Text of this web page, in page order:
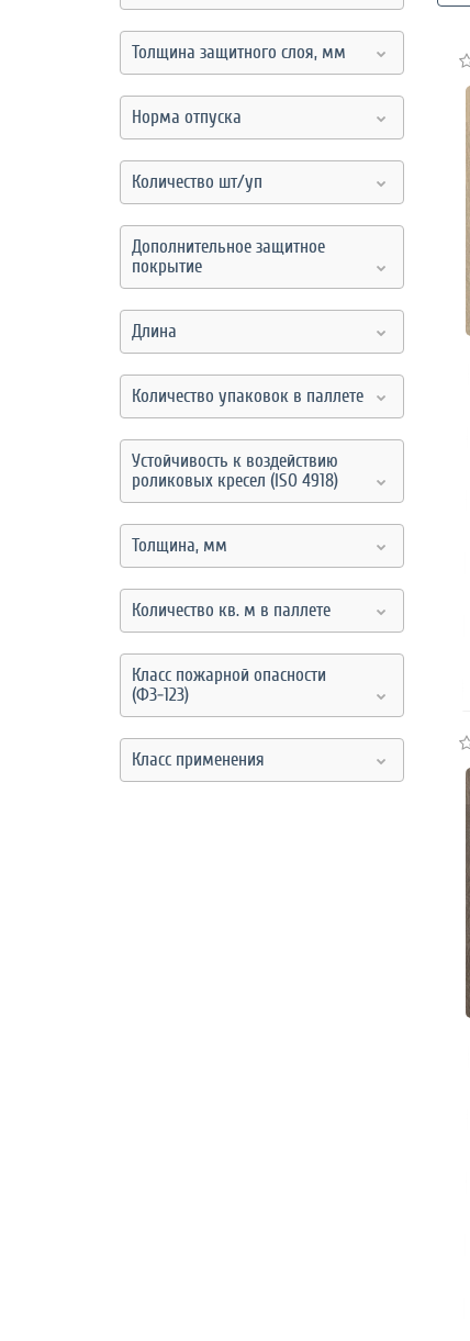
Толщина защитного слоя, мм
Норма отпуска
Количество шт/уп
Дополнительное защитное
покрытие
Длина
Количество упаковок в паллете
Устойчивость к воздействию
роликовых кресел (ISO 4918)
Толщина, мм
Количество кв. м в паллете
Класс пожарной опасности
(ФЗ-123)
Класс применения